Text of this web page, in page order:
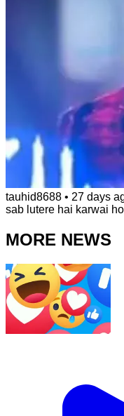
tauhid8688 • 27 days
sab lutere hai karwai
MORE NEWS